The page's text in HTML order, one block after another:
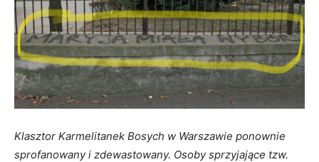
Klasztor Karmelitanek Bosych w Warszawie ponownie
sprofanowany i zdewastowany. Osoby sprzyjające tzw.